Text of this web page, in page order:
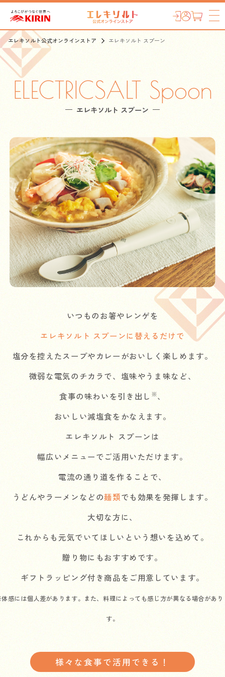
エレキソルト公式オンラインストア エレキソルト スプーン
ELECTRICSALT Spoon
エレキソルト スプーン
いつものお箸やレンゲを
エレキソルト スプーンに替えるだけで
塩分を控えたスープやカレーがおいしく楽しめます。
微弱な電気のチカラで、塩味やうま味など、
食事の味わいを引き出し ※、
おいしい減塩食をかなえます。
エレキソルト スプーンは
幅広いメニューでご活用いただけます。
電流の通り道を作ることで、
うどんやラーメンなどの麺類でも効果を発揮します。
大切な方に、
これからも元気でいてほしいという想いを込めて。
贈り物にもおすすめです。
ギフトラッピング付き商品をご用意しています。
感には個人差があります。また、料理によっても感じ方が異なる場合があり
す。
様々な食事で活用できる！